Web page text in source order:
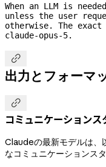
When an LLM is
unless the user
claude-opus-5.

出力とフォーマ

コミュニケーションス
Claudeの最新モデルは、
なコミュニケーションス